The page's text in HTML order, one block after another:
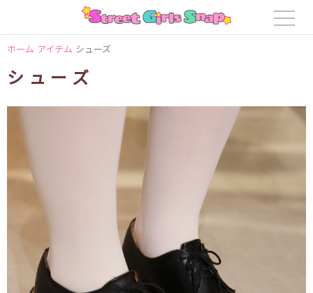
ホーム アイテム シューズ
シューズ